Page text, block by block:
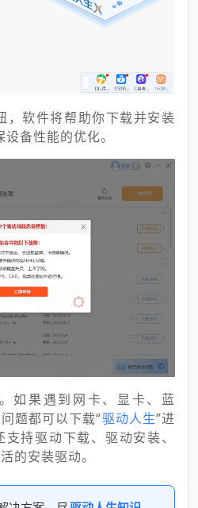
，软件将帮助你下载并安装
备性能的优化。
如果遇到网卡、显卡、蓝
题都可以下载“驱动人生”进
持驱动下载、驱动安装、
的安装驱动。